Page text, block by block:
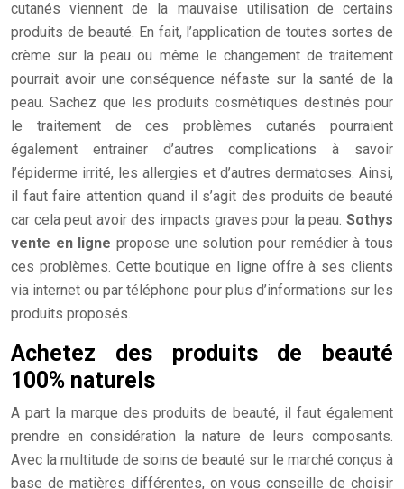
cutanés viennent de la mauvaise utilisation de certains
produits de beauté. En fait, l’application de toutes sortes de
crème sur la peau ou même le changement de traitement
pourrait avoir une conséquence néfaste sur la santé de la
peau. Sachez que les produits cosmétiques destinés pour
le traitement de ces problèmes cutanés pourraient
également entrainer d’autres complications à savoir
l’épiderme irrité, les allergies et d’autres dermatoses. Ainsi,
il faut faire attention quand il s’agit des produits de beauté
car cela peut avoir des impacts graves pour la peau. Sothys
vente en ligne propose une solution pour remédier à tous
ces problèmes. Cette boutique en ligne offre à ses clients
via internet ou par téléphone pour plus d’informations sur les
produits proposés.
Achetez des produits de beauté
100% naturels
A part la marque des produits de beauté, il faut également
prendre en considération la nature de leurs composants.
Avec la multitude de soins de beauté sur le marché conçus à
base de matières différentes, on vous conseille de choisir